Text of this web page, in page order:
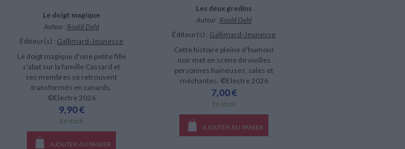
Le doigt magique
Auteur : Roald Dahl
Éditeur(s) : Gallimard-Jeunesse
Le doigt magique d'une petite fille
s'abat sur la famille Cassard et
ses membres se retrouvent
transformés en canards.
©Electre 2026
9,90 €
En stock
AJOUTER AU PANIER
Les deux gredins
Auteur : Roald Dahl
Éditeur(s) : Gallimard-Jeunesse
Cette histoire pleine d'humour
noir met en scène de vieilles
personnes haineuses, sales et
méchantes. ©Electre 2026
7,00 €
En stock
AJOUTER AU PANIER